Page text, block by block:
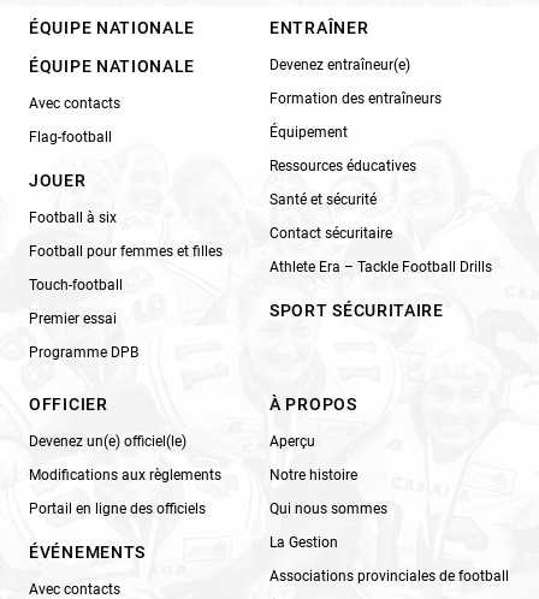
ÉQUIPE NATIONALE
ÉQUIPE NATIONALE
Avec contacts
Flag-football
JOUER
Football à six
Football pour femmes et filles
Touch-football
Premier essai
Programme DPB
ENTRAÎNER
Devenez entraîneur(e)
Formation des entraîneurs
Équipement
Ressources éducatives
Santé et sécurité
Contact sécuritaire
Athlete Era – Tackle Football Drills
SPORT SÉCURITAIRE
OFFICIER
Devenez un(e) officiel(le)
Modifications aux règlements
Portail en ligne des officiels
ÉVÉNEMENTS
Avec contacts
À PROPOS
Aperçu
Notre histoire
Qui nous sommes
La Gestion
Associations provinciales de football